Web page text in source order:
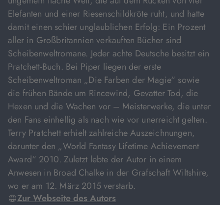
Elefanten und einer Riesenschildkröte ruht, und hatte
damit einen schier unglaublichen Erfolg: Ein Prozent
aller in Großbritannien verkauften Bücher sind
Scheibenweltromane. Jeder achte Deutsche besitzt ein
Pratchett-Buch. Bei Piper liegen der erste
Scheibenweltroman „Die Farben der Magie“ sowie
die frühen Bände um Rincewind, Gevatter Tod, die
Hexen und die Wachen vor – Meisterwerke, die unter
den Fans einhellig als nach wie vor unerreicht gelten.
Terry Pratchett erhielt zahlreiche Auszeichnungen,
darunter den „World Fantasy Lifetime Achievement
Award“ 2010. Zuletzt lebte der Autor in einem
Anwesen in Broad Chalke in der Grafschaft Wiltshire,
wo er am 12. März 2015 verstarb.
Zur Webseite des Autors